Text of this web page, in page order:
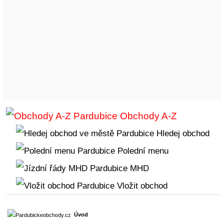
Obchody A-Z
Hledej obchod
Polední menu
MHD
Vložit obchod
Úvod